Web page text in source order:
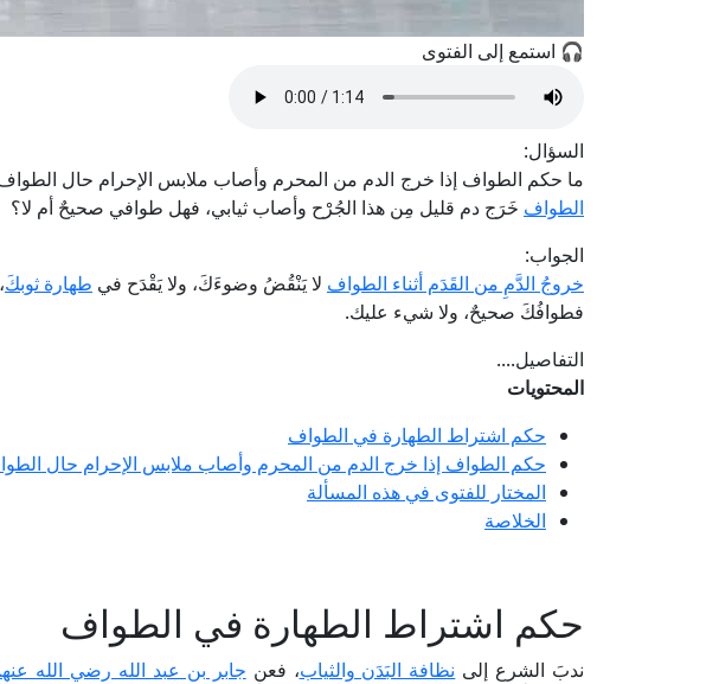
🎧 استمع إلى الفتوى
السؤال:
ما حكم الطواف إذا خرج الدم من المحرم وأصاب ملابس الإحرام حال
الطواف خَرَج دم قليل مِن هذا الجُرْح وأصاب ثيابي، فهل طوافي صحيحٌ أم لا؟
الجواب:
خروجُ الدَّمِ من القَدَم أثناء الطواف لا يَنْقُضُ وضوءَكَ، ولا يَقْدَح في طهارة ثوبكَ
فطوافُكَ صحيحٌ، ولا شيء عليك.
التفاصيل....
المحتويات
حكم اشتراط الطهارة في الطواف
حكم الطواف إذا خرج الدم من المحرم وأصاب ملابس الإحرام حال
المختار للفتوى في هذه المسألة
الخلاصة
حكم اشتراط الطهارة في الطواف
ندبَ الشرع إلى نظافة البَدَن والثياب، فعن جابر بن عبد الله رضي الله